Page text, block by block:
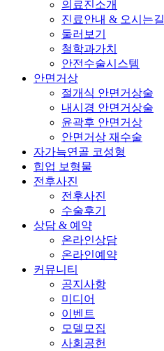
의료진소개
진료안내 & 오시는길
둘러보기
철학과가치
안전수술시스템
안면거상
절개식 안면거상술
내시경 안면거상술
윤곽후 안면거상
안면거상 재수술
자가늑연골 코성형
힙업 보형물
전후사진
전후사진
수술후기
상담 & 예약
온라인상담
온라인예약
커뮤니티
공지사항
미디어
이벤트
모델모집
사회공헌